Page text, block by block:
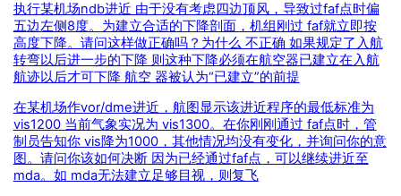
执行某机场ndb进近 由于没有考虑四边顶风，导致过faf点时偏
五边左侧8度。为建立合适的下降剖面，机组刚过 faf就立即按
高度下降。请问这样做正确吗？为什么 不正确 如果规定了入航
转弯以后进一步的下降 则这种下降必须在航空器已建立在入航
航迹以后才可下降 航空 器被认为“已建立”的前提
在某机场作vor/dme进近，航图显示该进近程序的最低标准为
vis1200 当前气象实况为 vis1300。在你刚刚通过 faf点时，管
制员告知你 vis降为1000，其他情况均没有变化，并询问你的意
图。请问你该如何决断 因为已经通过faf点，可以继续进近至
mda。如 mda无法建立足够目视，则复飞